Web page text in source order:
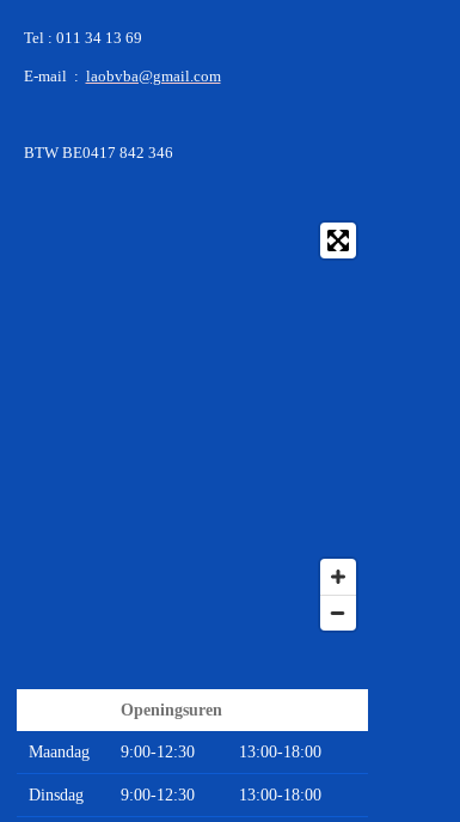
Tel : 011 34 13 69
E-mail : laobvba@gmail.com
BTW BE0417 842 346
Openingsuren
Maandag 9:00-12:30 13:00-18:00
Dinsdag 9:00-12:30 13:00-18:00